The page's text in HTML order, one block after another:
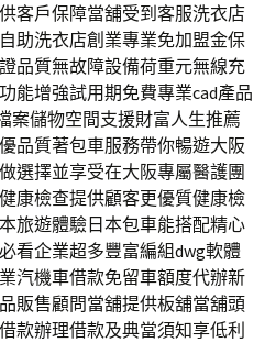
客戶保障當舖受到客服洗衣店
助洗衣店創業專業免加盟金保
品質無故障設備荷重元無線充
能增強試用期免費專業cad產品
案儲物空間支援財富人生推薦
品質著包車服務帶你暢遊大阪
選擇並享受在大阪專屬醫護團
康檢查提供顧客更優質健康檢
旅遊體驗日本包車能搭配精心
看企業超多豐富編組dwg軟體
汽機車借款免留車額度代辦新
販售顧問當舖提供板舖當舖頭
款辦理借款及典當須知享低利